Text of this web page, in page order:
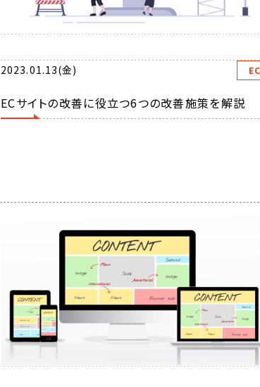
2023.01.13(金) EC
ECサイトの改善に役立つ6つの改善施策を解説